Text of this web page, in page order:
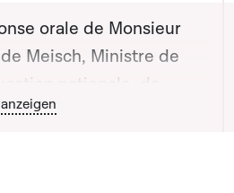
orale de Monsieur
Meisch, Ministre de
nationale, de
et de la Jeunesse
Bouton graphique servant à